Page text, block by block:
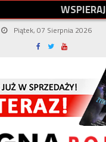
WSPIERAJ
Piątek, 07 Sierpnia 2026